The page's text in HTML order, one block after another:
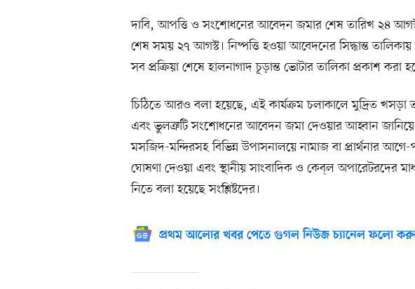
দাবি, আপত্তি ও সংশোধনের আবেদন জমার শেষ তারিখ ২৪
শেষ সময় ২৭ আগস্ট। নিষ্পত্তি হওয়া আবেদনের সিদ্ধান্ত
সব প্রক্রিয়া শেষে হালনাগাদ চূড়ান্ত ভোটার তালিকা প্রকাশ করা
চিঠিতে আরও বলা হয়েছে, এই কার্যক্রম চলাকালে মুদ্রিত খসড়া
এবং ভুলত্রুটি সংশোধনের আবেদন জমা দেওয়ার আহ্বান জানিয়ে
মসজিদ-মন্দিরসহ বিভিন্ন উপাসনালয়ে নামাজ বা প্রার্থনার
ঘোষণা দেওয়া এবং স্থানীয় সাংবাদিক ও কেব্‌ল অপারেটরদের
নিতে বলা হয়েছে সংশ্লিষ্টদের।
প্রথম আলোর খবর পেতে গুগল নিউজ চ্যানেল ফলো